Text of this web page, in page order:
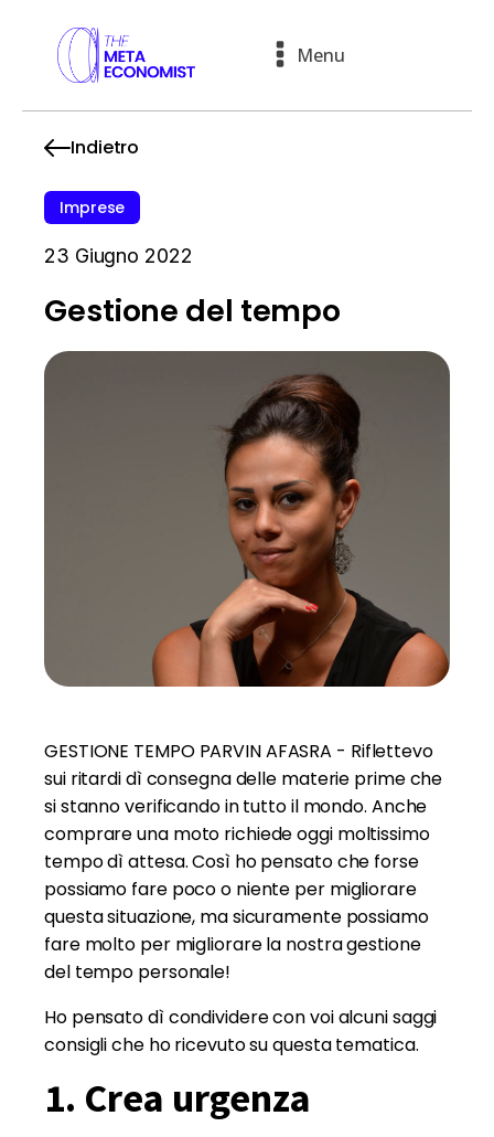
Menu
Indietro
Imprese
23 Giugno 2022
Gestione del tempo
GESTIONE TEMPO PARVIN AFASRA - Riflettevo
sui ritardi dì consegna delle materie prime che
si stanno verificando in tutto il mondo. Anche
comprare una moto richiede oggi moltissimo
tempo dì attesa. Così ho pensato che forse
possiamo fare poco o niente per migliorare
questa situazione, ma sicuramente possiamo
fare molto per migliorare la nostra gestione
del tempo personale!
Ho pensato dì condividere con voi alcuni saggi
consigli che ho ricevuto su questa tematica.
1. Crea urgenza